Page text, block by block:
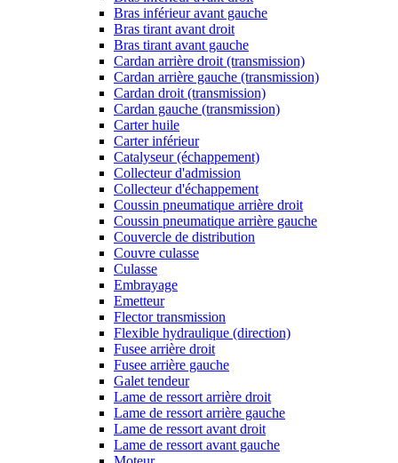
Bras inférieur avant gauche
Bras tirant avant droit
Bras tirant avant gauche
Cardan arrière droit (transmission)
Cardan arrière gauche (transmission)
Cardan droit (transmission)
Cardan gauche (transmission)
Carter huile
Carter inférieur
Catalyseur (échappement)
Collecteur d'admission
Collecteur d'échappement
Coussin pneumatique arrière droit
Coussin pneumatique arrière gauche
Couvercle de distribution
Couvre culasse
Culasse
Embrayage
Emetteur
Flector transmission
Flexible hydraulique (direction)
Fusee arrière droit
Fusee arrière gauche
Galet tendeur
Lame de ressort arrière droit
Lame de ressort arrière gauche
Lame de ressort avant droit
Lame de ressort avant gauche